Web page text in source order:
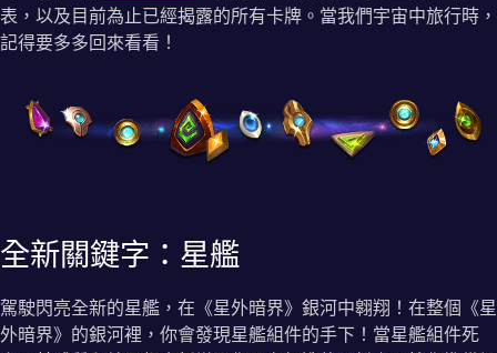
表，以及目前為止已經揭露的所有卡牌。當我們宇宙中旅行時，
記得要多多回來看看！
全新關鍵字：星艦
駕駛閃亮全新的星艦，在《星外暗界》銀河中翱翔！在整個《星
外暗界》的銀河裡，你會發現星艦組件的手下！當星艦組件死